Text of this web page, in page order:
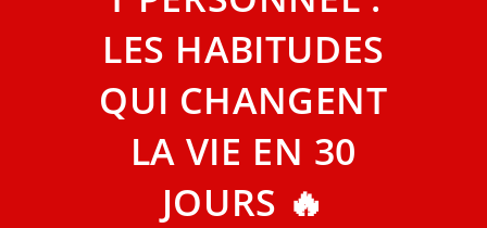
LES HABITUDES
QUI CHANGENT
LA VIE EN 30
JOURS 🔥